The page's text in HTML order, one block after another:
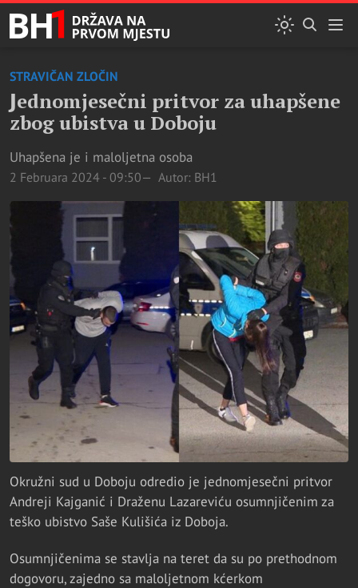
STRAVIČAN ZLOČIN
Јednomjesečni pritvor za uhapšene
zbog ubistva u Doboju
Uhapšena je i maloljetna osoba
2 Februara 2024 - 09:50 Autor: BH1
Okružni sud u Doboju odredio je jednomjesečni pritvor
Andreji Kajganić i Draženu Lazareviću osumnjičenim za
teško ubistvo Saše Kulišića iz Doboja.
Osumnjičenima se stavlja na teret da su po prethodnom
dogovoru, zajedno sa maloljetnom kćerkom